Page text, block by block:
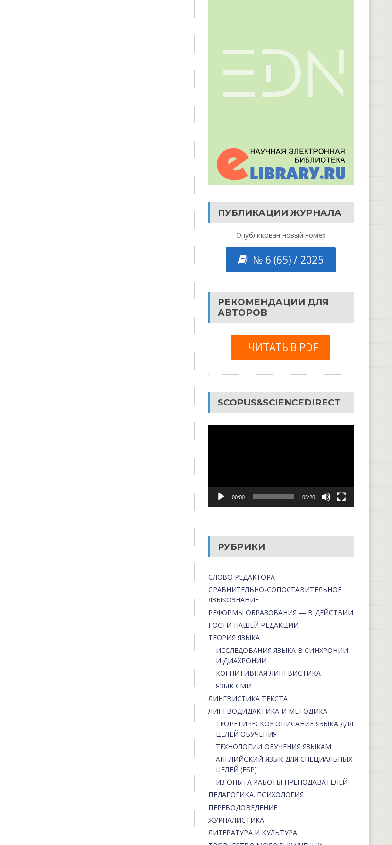
ПУБЛИКАЦИИ ЖУРНАЛА
Опубликован новый номер
№ 6 (65) / 2025
РЕКОМЕНДАЦИИ ДЛЯ
АВТОРОВ
ЧИТАТЬ В PDF
SCOPUS&SCIENCEDIRECT
00:00 05:20
РУБРИКИ
СЛОВО РЕДАКТОРА
СРАВНИТЕЛЬНО-СОПОСТАВИТЕЛЬНОЕ
ЯЗЫКОЗНАНИЕ
РЕФОРМЫ ОБРАЗОВАНИЯ — В ДЕЙСТВИИ
ГОСТИ НАШЕЙ РЕДАКЦИИ
ТЕОРИЯ ЯЗЫКА
ИССЛЕДОВАНИЯ ЯЗЫКА В СИНХРОНИИ
И ДИАХРОНИИ
КОГНИТИВНАЯ ЛИНГВИСТИКА
ЯЗЫК СМИ
ЛИНГВИСТИКА ТЕКСТА
ЛИНГВОДИДАКТИКА И МЕТОДИКА
ТЕОРЕТИЧЕСКОЕ ОПИСАНИЕ ЯЗЫКА ДЛЯ
ЦЕЛЕЙ ОБУЧЕНИЯ
ТЕХНОЛОГИИ ОБУЧЕНИЯ ЯЗЫКАМ
АНГЛИЙСКИЙ ЯЗЫК ДЛЯ СПЕЦИАЛЬНЫХ
ЦЕЛЕЙ (ESP)
ИЗ ОПЫТА РАБОТЫ ПРЕПОДАВАТЕЛЕЙ
ПЕДАГОГИКА. ПСИХОЛОГИЯ
ПЕРЕВОДОВЕДЕНИЕ
ЖУРНАЛИСТИКА
ЛИТЕРАТУРА И КУЛЬТУРА